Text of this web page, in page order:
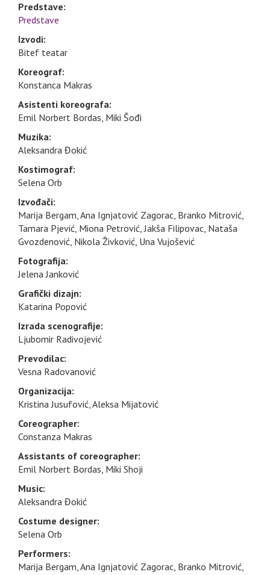
Predstave:
Predstave
Izvodi:
Bitef teatar
Koreograf:
Konstanca Makras
Asistenti koreografa:
Emil Norbert Bordas, Miki Šođi
Muzika:
Aleksandra Đokić
Kostimograf:
Selena Orb
Izvođači:
Marija Bergam, Ana Ignjatović Zagorac, Branko Mitrović,
Tamara Pjević, Miona Petrović, Jakša Filipovac, Nataša
Gvozdenović, Nikola Živković, Una Vujošević
Fotografija:
Jelena Janković
Grafički dizajn:
Katarina Popović
Izrada scenografije:
Ljubomir Radivojević
Prevodilac:
Vesna Radovanović
Organizacija:
Kristina Jusufović, Aleksa Mijatović
Coreographer:
Constanza Makras
Assistants of coreographer:
Emil Norbert Bordas, Miki Shoji
Music:
Aleksandra Đokić
Costume designer:
Selena Orb
Performers:
Marija Bergam, Ana Ignjatović Zagorac, Branko Mitrović,